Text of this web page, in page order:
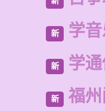
新 学
新 学
新 福